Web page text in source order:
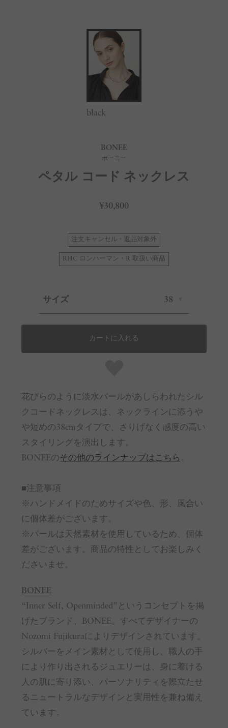
black
BONEE
ボーニー
ペタル コード ネックレス
¥30,800
注文キャンセル・返品対象外
RHC ロンハーマン・R 取扱い商品
サイズ 38
カートに入れる
花びらのように淡水パールがあしらわれたシル
クコードネックレスは、ネックラインに添うや
や短めの38cmタイプで、さりげなく感度の高い
スタイリングを演出します。
BONEEのその他のラインナップはこちら 。
■注意事項
※ハンドメイドのためサイズや色、形、風合い
に個体差がございます。
※パールは天然素材を使用しているため、個体
差がございます。商品の特性としてお楽しみく
ださいませ。
BONEE
“Inner Self, Openminded”というコンセプトを掲
げたブランド、BONEE。すべてデザイナーの
Nozomi Fujikuraによりデザインされています。
シルバーをメイン素材として使用し、職人の手
により作り出されるジュエリーは、身に着ける
人の肌に寄り添い、パーソナリティを際立たせ
るニュートラルなデザインと実用性を兼ね備え
ています。